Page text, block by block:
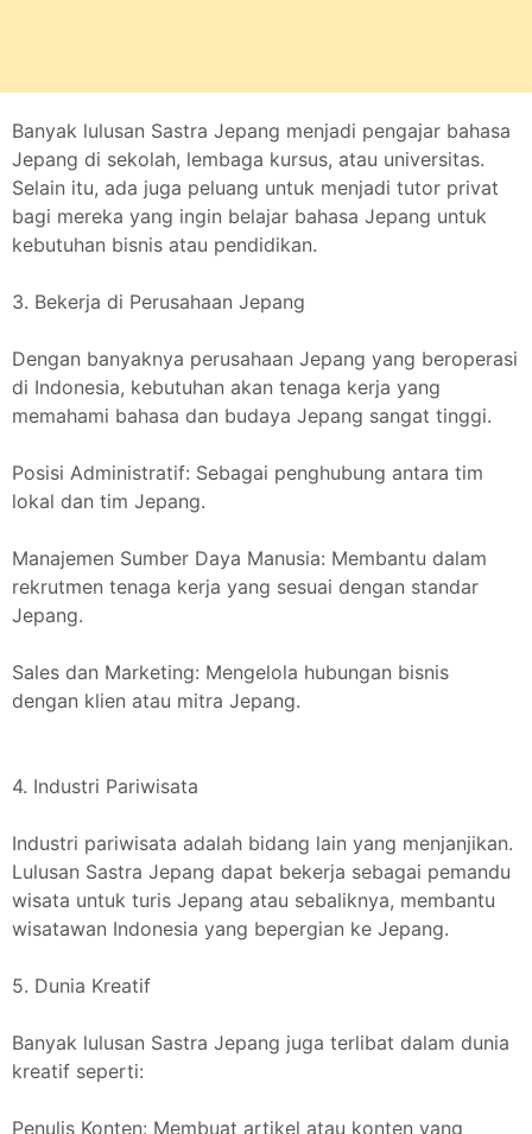
Banyak lulusan Sastra Jepang menjadi pengajar bahasa
Jepang di sekolah, lembaga kursus, atau universitas.
Selain itu, ada juga peluang untuk menjadi tutor privat
bagi mereka yang ingin belajar bahasa Jepang untuk
kebutuhan bisnis atau pendidikan.
3. Bekerja di Perusahaan Jepang
Dengan banyaknya perusahaan Jepang yang beroperasi
di Indonesia, kebutuhan akan tenaga kerja yang
memahami bahasa dan budaya Jepang sangat tinggi.
Posisi Administratif: Sebagai penghubung antara tim
lokal dan tim Jepang.
Manajemen Sumber Daya Manusia: Membantu dalam
rekrutmen tenaga kerja yang sesuai dengan standar
Jepang.
Sales dan Marketing: Mengelola hubungan bisnis
dengan klien atau mitra Jepang.
4. Industri Pariwisata
Industri pariwisata adalah bidang lain yang menjanjikan.
Lulusan Sastra Jepang dapat bekerja sebagai pemandu
wisata untuk turis Jepang atau sebaliknya, membantu
wisatawan Indonesia yang bepergian ke Jepang.
5. Dunia Kreatif
Banyak lulusan Sastra Jepang juga terlibat dalam dunia
kreatif seperti:
Penulis Konten: Membuat artikel atau konten yang